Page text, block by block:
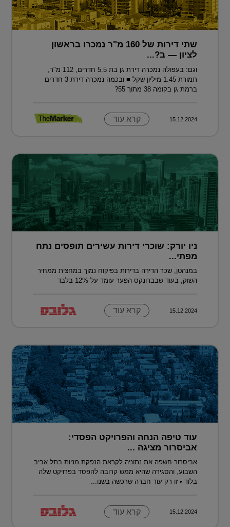
שתי דירות של 160 מ"ר נמכרו בראשון
לציון — ב?...
וגם: בעפולה נמכרה דירת גן בת 5.5 חדרים, 112 מ"ר,
תמורת 1.45 מיליון שקל ■ ובכמה נמכרה דירת 3 חדרים
ברמת גן בקומה 38 מתוך 55?
15.12.2024 קרא עוד
ניו יורק: שוכרי דירות עשירים תופסים נתח
מפתי...
במנהטן, שכר הדירה בדירות בפיקוח נמוך במחצית ממחיר
השוק, בעוד שבברונקס הפער עומד על 12% בלבד
15.12.2024 קרא עוד
עוד טיפה הנחה והפרויקט הפסדי:
אביסרור מציגה ...
אביסרור חשפה את נתוניה לקראת הנפקת מניות בתל אביב
השבוע, והסגירה שהיא ממש קרובה להפסד בפרויקט שלה
בלוד • זו רק עוד חברה שרכשה בשנו...
15.12.2024 קרא עוד